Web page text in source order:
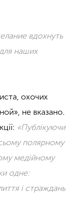
вдохнуть
наших
охочих
не вказано.
«Публікуючи
полярному
медійному
одне:
і страждань